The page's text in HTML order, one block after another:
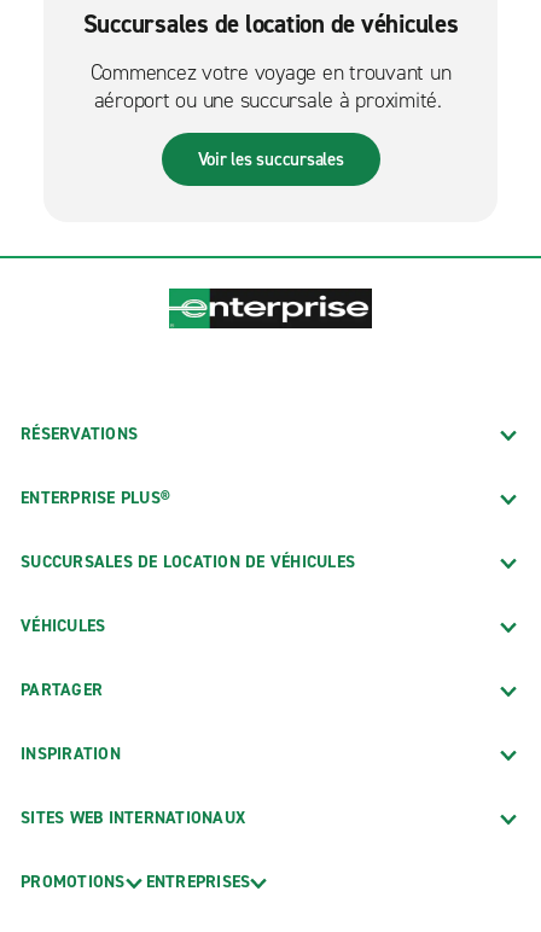
Succursales de location de véhicules
Commencez votre voyage en trouvant un
aéroport ou une succursale à proximité.
Voir les succursales
RÉSERVATIONS
ENTERPRISE PLUS®
SUCCURSALES DE LOCATION DE VÉHICULES
VÉHICULES
PARTAGER
INSPIRATION
SITES WEB INTERNATIONAUX
PROMOTIONS ENTREPRISES